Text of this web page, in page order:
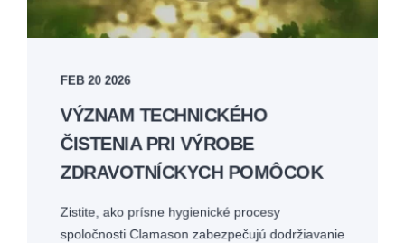
FEB 20 2026
VÝZNAM TECHNICKÉHO
ČISTENIA PRI VÝROBE
ZDRAVOTNÍCKYCH POMÔCOK
Zistite, ako prísne hygienické procesy
spoločnosti Clamason zabezpečujú dodržiavanie